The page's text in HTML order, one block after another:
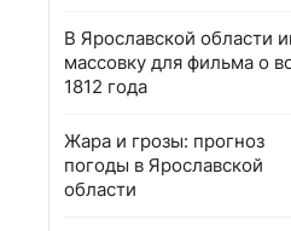
В Ярославской области
массовку для фильма о
1812 года
Жара и грозы: прогноз
погоды в Ярославской
области